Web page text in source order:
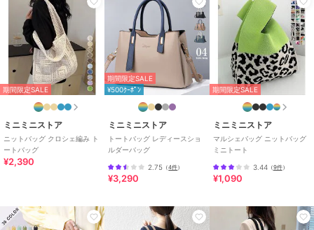
期間限定SALE
ミニミニストア
ニットバッグ クロシェ編み ト
ートバッグ
¥2,390
期間限定SALE
¥500ｸｰﾎﾟﾝ
ミニミニストア
トートバッグ レディースショ
ルダーバッグ
2.75 （4件）
¥3,290
期間限定SALE
ミニミニストア
マルシェバッグ ニットバッグ
ミニトート
3.44 （9件）
¥1,090